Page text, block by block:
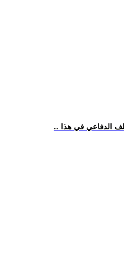
الدفاعي في هذا